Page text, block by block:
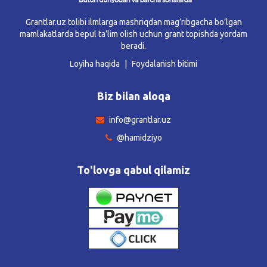
Grantlar.uz tolibi ilmlarga mashriqdan mag’ribgacha bo’lgan
mamlakatlarda bepul ta’lim olish uchun grant topishda yordam
beradi.
Loyiha haqida
Foydalanish bitimi
Biz bilan aloqa
info@grantlar.uz
@hamidziyo
To'lovga qabul qilamiz